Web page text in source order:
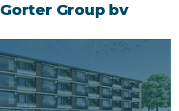
Group bv